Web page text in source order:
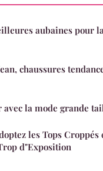
aubaines pour
chaussures
avec la mode grande
les Tops Croppés
d"Exposition